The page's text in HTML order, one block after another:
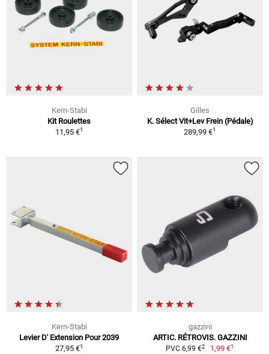
Kern-Stabi
Kit Roulettes
11,95 €1
Gilles
K. Sélect Vit+Lev Frein (Pédale)
289,99 €1
Kern-Stabi
Levier D' Extension Pour 2039
27,95 €1
gazzini
ARTIC. RÉTROVIS. GAZZINI
PVC 6,99 €2 1,99 €1